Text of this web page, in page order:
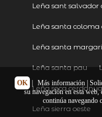
Leña sant salvador
Leña santa coloma
Leña santa
Leña santa pau
Leña seca cerdanya
Leña sierra oeste
OK Más información|
su navegación en esta
continúa navegando